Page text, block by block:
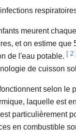
meurent
et on estime
de l'eau potable. [ 2
de cuisson
selon le
laquelle est
particulièrement
en combustible